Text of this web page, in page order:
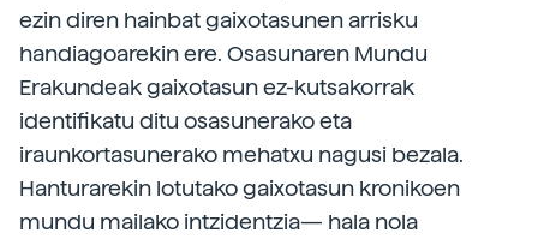
ezin diren hainbat gaixotasunen arrisku
handiagoarekin ere. Osasunaren Mundu
Erakundeak gaixotasun ez-kutsakorrak
identifikatu ditu osasunerako eta
iraunkortasunerako mehatxu nagusi bezala.
Hanturarekin lotutako gaixotasun kronikoen
mundu mailako intzidentzia— hala nola